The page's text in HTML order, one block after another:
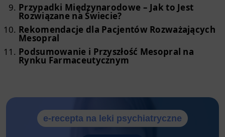
Przypadki Międzynarodowe – Jak to Jest
Rozwiązane na Świecie?
Rekomendacje dla Pacjentów Rozważających
Mesopral
Podsumowanie i Przyszłość Mesopral na
Rynku Farmaceutycznym
e-recepta na leki psychiatryczne